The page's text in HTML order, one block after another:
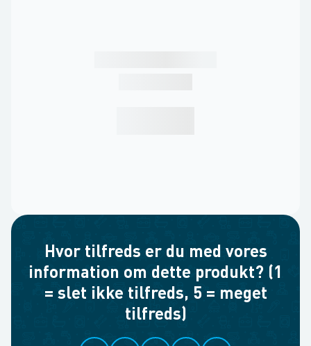
Hvor tilfreds er du med vores
information om dette produkt? (1
= slet ikke tilfreds, 5 = meget
tilfreds)